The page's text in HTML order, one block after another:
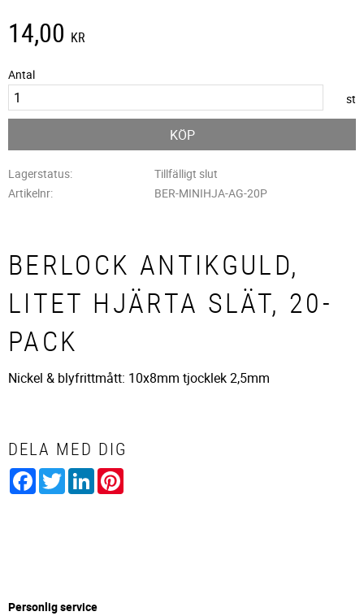
14,00 KR
Antal
st
KÖP
Lagerstatus
Tillfälligt slut
Artikelnr
BER-MINIHJA-AG-20P
BERLOCK ANTIKGULD,
LITET HJÄRTA SLÄT, 20-
PACK
Nickel & blyfrittmått: 10x8mm tjocklek 2,5mm
DELA MED DIG
Facebook
TwitterLinkedIn
Personlig service